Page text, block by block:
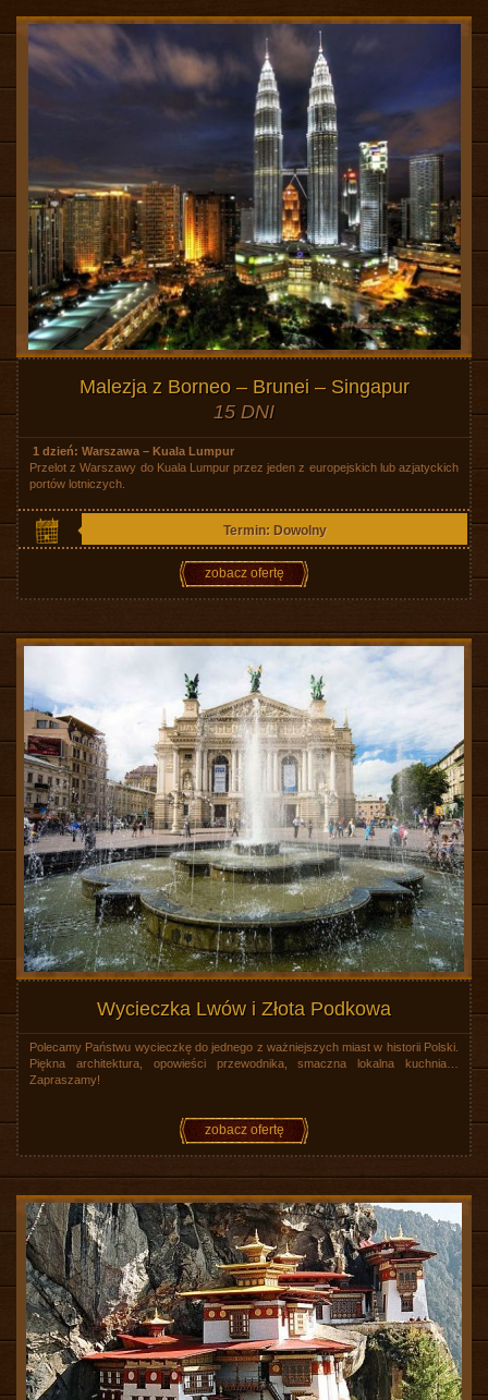
Malezja z Borneo – Brunei – Singapur
15 DNI
1 dzień: Warszawa – Kuala Lumpur
Przelot z Warszawy do Kuala Lumpur przez jeden z europejskich lub azjatyckich
portów lotniczych.
Termin: Dowolny
zobacz ofertę
Wycieczka Lwów i Złota Podkowa
Polecamy Państwu wycieczkę do jednego z ważniejszych miast w historii Polski.
Piękna architektura, opowieści przewodnika, smaczna lokalna kuchnia…
Zapraszamy!
zobacz ofertę